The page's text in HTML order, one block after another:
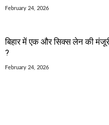
February 24, 2026
बिहार में एक और सिक्स लेन की
?
February 24, 2026